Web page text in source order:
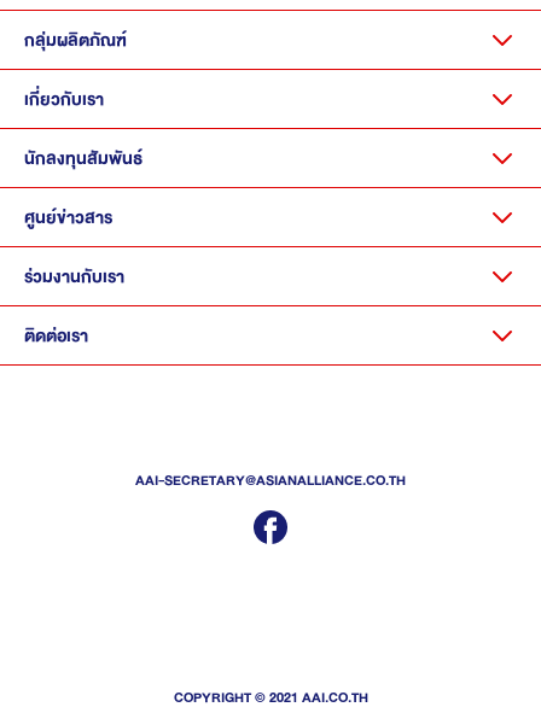
กลุ่มผลิตภัณฑ์
เกี่ยวกับเรา
นักลงทุนสัมพันธ์
ศูนย์ข่าวสาร
ร่วมงานกับเรา
ติดต่อเรา
AAI-SECRETARY@ASIANALLIANCE.CO.TH
COPYRIGHT © 2021 AAI.CO.TH